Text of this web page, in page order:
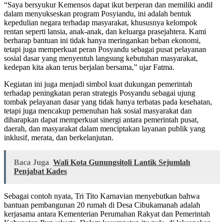
“Saya bersyukur Kemensos dapat ikut berperan dan memiliki andil
dalam menyukseskan program Posyiandu, ini adalah bentuk
kepedulian negara terhadap masyarakat, khususnya kelompok
rentan seperti lansia, anak-anak, dan keluarga prasejahtera. Kami
berharap bantuan ini tidak hanya meringankan beban ekonomi,
tetapi juga memperkuat peran Posyandu sebagai pusat pelayanan
sosial dasar yang menyentuh langsung kebutuhan masyarakat,
kedepan kita akan terus berjalan bersama,” ujar Fatma.
Kegiatan ini juga menjadi simbol kuat dukungan pemerintah
terhadap peningkatan peran strategis Posyandu sebagai ujung
tombak pelayanan dasar yang tidak hanya terbatas pada kesehatan,
tetapi juga mencakup pemenuhan hak sosial masyarakat dan
diharapkan dapat memperkuat sinergi antara pemerintah pusat,
daerah, dan masyarakat dalam menciptakan layanan publik yang
inklusif, merata, dan berkelanjutan.
Baca Juga Wali Kota Gunungsitoli Lantik Sejumlah
Penjabat Kades
Sebagai contoh nyata, Tri Tito Karnavian menyebutkan bahwa
bantuan pembangunan 20 rumah di Desa Cibukamanah adalah
kerjasama antara Kementerian Perumahan Rakyat dan Pemerintah